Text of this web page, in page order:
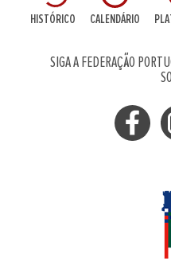
HISTÓRICO CALENDÁRIO
SIGA A FEDERAÇÃO